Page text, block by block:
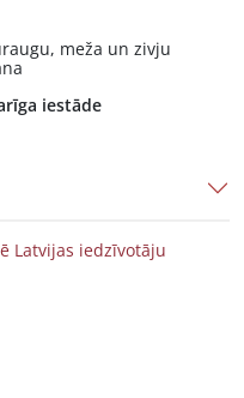
meža un zivju
iestāde
Latvijas iedzīvotāju